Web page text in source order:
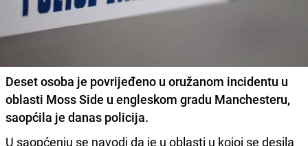
Deset osoba je povrijeđeno u oružanom incidentu u
oblasti Moss Side u engleskom gradu Manchesteru,
saopćila je danas policija.
U saopćenju se navodi da je u oblasti u kojoj se desila